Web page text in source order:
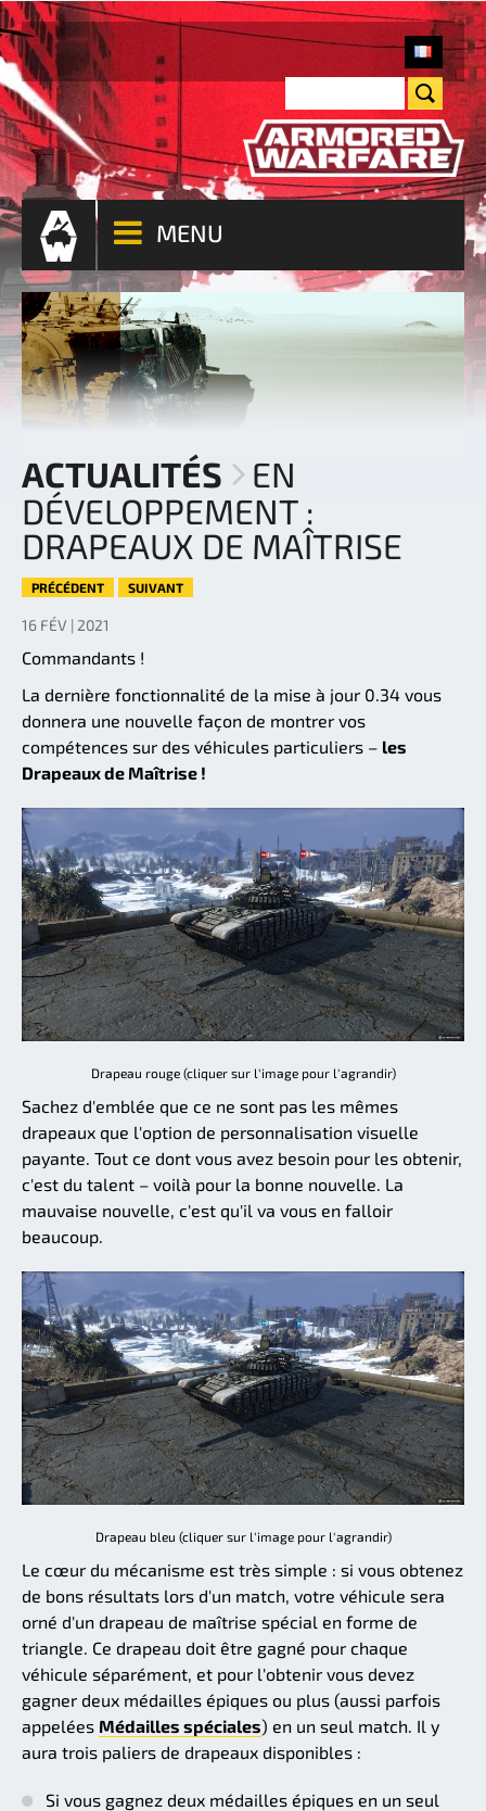
MENU
ACTUALITÉS
EN
DÉVELOPPEMENT :
DRAPEAUX DE MAÎTRISE
PRÉCÉDENT SUIVANT
16 FÉV | 2021
Commandants !
La dernière fonctionnalité de la mise à jour 0.34 vous
donnera une nouvelle façon de montrer vos
compétences sur des véhicules particuliers – les
Drapeaux de Maîtrise !
Drapeau rouge (cliquer sur l'image pour l'agrandir)
Sachez d'emblée que ce ne sont pas les mêmes
drapeaux que l'option de personnalisation visuelle
payante. Tout ce dont vous avez besoin pour les obtenir,
c'est du talent – voilà pour la bonne nouvelle. La
mauvaise nouvelle, c'est qu'il va vous en falloir
beaucoup.
Drapeau bleu (cliquer sur l'image pour l'agrandir)
Le cœur du mécanisme est très simple : si vous obtenez
de bons résultats lors d'un match, votre véhicule sera
orné d'un drapeau de maîtrise spécial en forme de
triangle. Ce drapeau doit être gagné pour chaque
véhicule séparément, et pour l'obtenir vous devez
gagner deux médailles épiques ou plus (aussi parfois
appelées Médailles spéciales) en un seul match. Il y
aura trois paliers de drapeaux disponibles :
Si vous gagnez deux médailles épiques en un seul